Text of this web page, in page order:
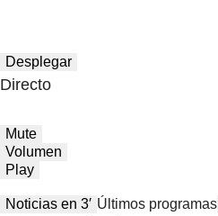
Desplegar
Directo
Mute
Volumen
Play
Noticias en 3′ Últimos programas